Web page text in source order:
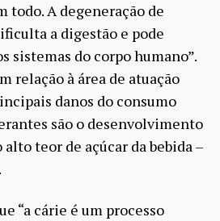
todo. A degeneração de
a digestão e pode
sistemas do corpo humano”.
relação à área de atuação
danos do consumo
são o desenvolvimento
alto teor de açúcar da bebida –
“a cárie é um processo